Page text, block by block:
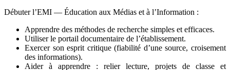
Débuter l’EMI — Éducation aux Médias et à l’Information :
Apprendre des méthodes de recherche simples et efficaces.
Utiliser le portail documentaire de l’établissement.
Exercer son esprit critique (fiabilité d’une source, croisement
des informations).
Aider à apprendre : relier lecture, projets de classe et